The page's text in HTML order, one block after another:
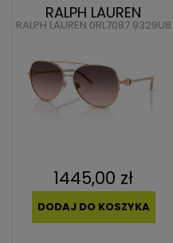
RALPH LAUREN
RALPH LAUREN 0RL7087 9329U8
1445,00 zł
DODAJ DO KOSZYKA